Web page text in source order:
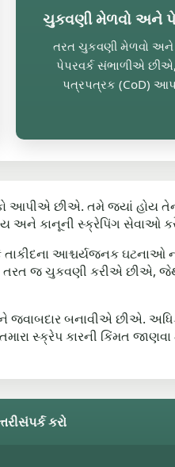
ચુકવણી મેળવો અને
તરત ચુકવણી મેળવો અને
પેપરવર્ક સંભાળીએ
પત્રપત્રક (CoD)
આપીએ છીએ. તમે જ્યાં હોય
અને કાનૂની સ્ક્રેપિંગ સેવાઓ
કે તાકીદના આશ્ચર્યજનક
જ ચુકવણી કરીએ છીએ,
જવાબદાર બનાવીએ છીએ.
સ્ક્રેપ કારની કિંમત જાણવા
સંપર્ક કરો